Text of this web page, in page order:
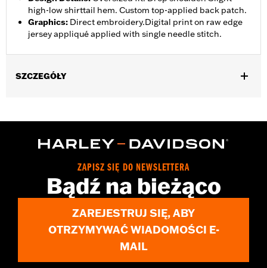
high-low shirttail hem. Custom top-applied back patch.
Graphics: Direct embroidery.Digital print on raw edge
jersey appliqué applied with single needle stitch.
SZCZEGÓŁY
WARRANTY:2 year limited warranty – Go towww.h-
Imported
ZAPISZ SIĘ DO NEWSLETTERA
Bądź na bieżąco
ZAREJESTRUJ SIĘ, ABY
OTRZYMYWAĆ WIADOMOŚCI E-
MAIL